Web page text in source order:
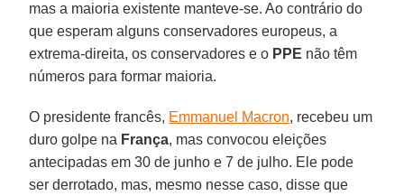
mas a maioria existente manteve-se. Ao contrário do
que esperam alguns conservadores europeus, a
extrema-direita, os conservadores e o PPE não têm
números para formar maioria.
O presidente francês, Emmanuel Macron, recebeu um
duro golpe na França, mas convocou eleições
antecipadas em 30 de junho e 7 de julho. Ele pode
ser derrotado, mas, mesmo nesse caso, disse que